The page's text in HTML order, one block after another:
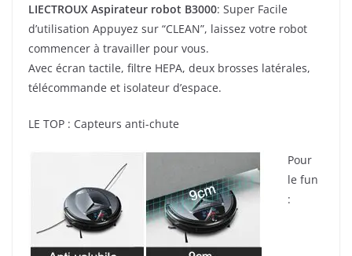
LIECTROUX Aspirateur robot B3000: Super Facile
d’utilisation Appuyez sur “CLEAN”, laissez votre robot
commencer à travailler pour vous.
Avec écran tactile, filtre HEPA, deux brosses latérales,
télécommande et isolateur d’espace.
LE TOP : Capteurs anti-chute
Pour
le fun
: